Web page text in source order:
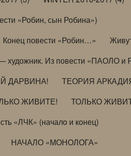
«Робин, сын Робина»)
Конец повести «Робин…»
художник. Из повести «ПАОЛО и
ДАРВИНА!
ТЕОРИЯ
ЖИВИТЕ!
ТОЛЬКО
«ЛЧК» (начало и конец)
НАЧАЛО «МОНОЛОГА»